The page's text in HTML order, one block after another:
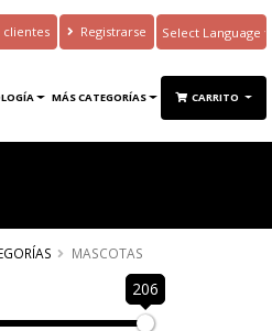
clientes Registrarse
Translate
MÁS CATEGORÍAS CARRITO
MASCOTAS
206